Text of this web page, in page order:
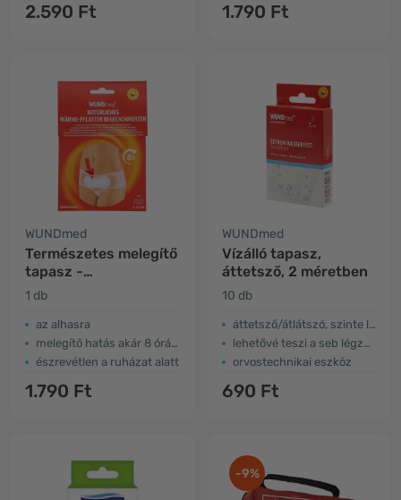
2.590 Ft 1.790 Ft
WUNDmed
Természetes melegítő
tapasz -
menstruációs
1 db
az alhasra
melegítő hatás akár 8 órán át
észrevétlen a ruházat alatt
1.790 Ft
WUNDmed
Vízálló tapasz,
áttetsző, 2 méretben
10 db
áttetsző/átlátszó, szinte láthatatlan
lehetővé teszi a seb légzését
orvostechnikai eszköz
690 Ft
-9%